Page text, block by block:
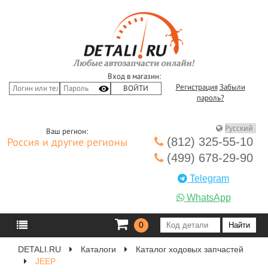
Вход в магазин:
Регистрация Забыли
пароль?
Ваш регион:
Россия и другие регионы
(812) 325-55-10
(499) 678-29-90
Telegram
WhatsApp
0
DETALI.RU Каталоги
Каталог ходовых запчастей
JEEP